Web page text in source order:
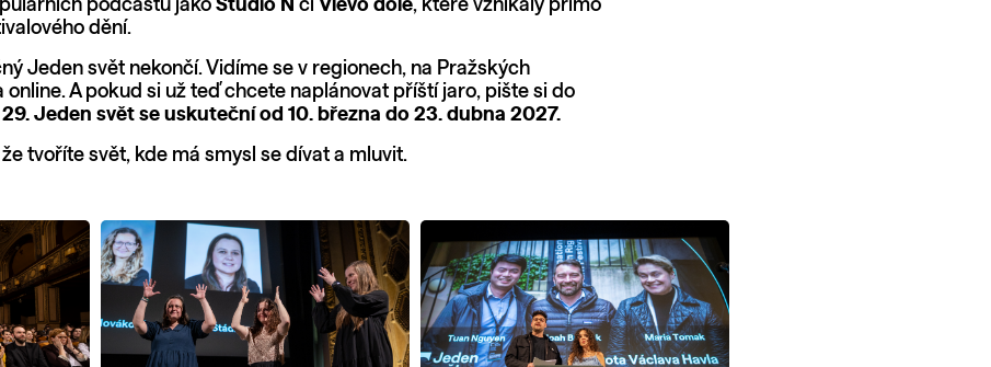
podcastů jako Studio N či Vlevo dole, které vznikaly přímo
dění.
Jeden svět nekončí. Vidíme se v regionech, na Pražských
online. A pokud si už teď chcete naplánovat příští jaro, pište si do
29. Jeden svět se uskuteční od 10. března do 23. dubna 2027.
že tvoříte svět, kde má smysl se dívat a mluvit.